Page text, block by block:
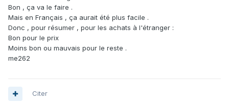
Bon , ça va le faire .
Mais en Français , ça aurait été plus facile .
Donc , pour résumer , pour les achats à l'étranger :
Bon pour le prix
Moins bon ou mauvais pour le reste .
me262
Citer